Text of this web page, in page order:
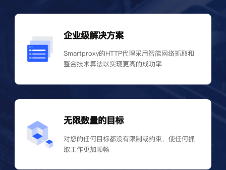
企业级解决方案
Smartproxy的HTTP代理采用智能网络抓取和
整合技术算法以实现更高的成功率
无限数量的目标
对您的任何目标都没有限制或约束，使任何抓
取工作更加顺畅